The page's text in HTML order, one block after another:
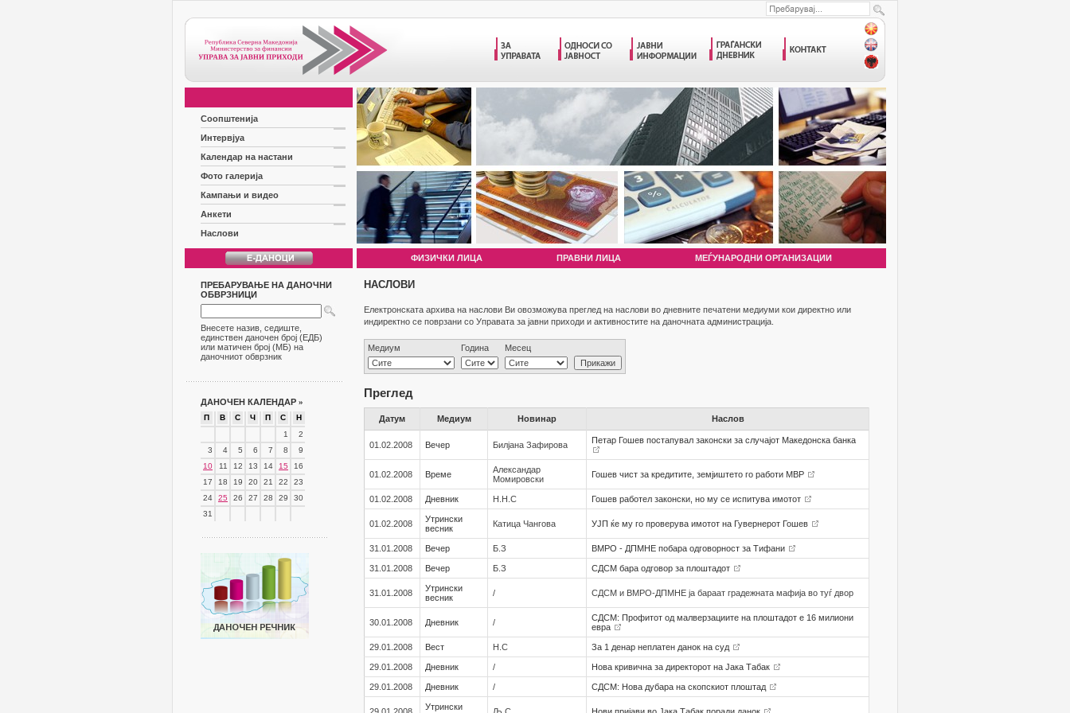
Соопштенија
Интервјуа
Календар на настани
Фото галерија
Кампањи и видео
Анкети
Наслови
ФИЗИЧКИ ЛИЦА ПРАВНИ ЛИЦА МЕЃУНАРОДНИ ОРГАНИЗАЦИИ
ПРЕБАРУВАЊЕ НА ДАНОЧНИ
ОБВРЗНИЦИ
Внесете назив, седиште,
единствен даночен број (ЕДБ)
или матичен број (МБ) на
даночниот обврзник
ДАНОЧЕН КАЛЕНДАР »
П В С Ч П С
Н
1
2
3
4 5 6 7 8
9
10
11 12 13 14 15
16
17
18 19 20 21 22
23
24
25 26 27 28 29
30
31
НАСЛОВИ
Електронската архива на наслови Ви овозможува преглед на наслови во дневните печатени медиуми кои директно или
индиректно се поврзани со Управата за јавни приходи и активностите на даночната администрација.
Медиум Година Месец
Преглед
Датум Медиум Новинар Наслов
01.02.2008 Вечер Билјана Зафирова Петар Гошев постапувал законски за случајот Македонска банка
01.02.2008 Време
Александар
Момировски
Гошев чист за кредитите, земјиштето го работи МВР
01.02.2008 Дневник Н.Н.С Гошев работел законски, но му се испитува имотот
01.02.2008
Утрински
весник
Катица Чангова УЈП ќе му го проверува имотот на Гувернерот Гошев
31.01.2008 Вечер Б.З ВМРО - ДПМНЕ побара одговорност за Тифани
31.01.2008 Вечер Б.З СДСМ бара одговор за плоштадот
31.01.2008
Утрински
весник
/ СДСМ и ВМРО-ДПМНЕ ја бараат градежната мафија во туѓ двор
30.01.2008 Дневник /
СДСМ: Профитот од малверзациите на плоштадот е 16 милиони
евра
29.01.2008 Вест Н.С За 1 денар неплатен данок на суд
29.01.2008 Дневник / Нова кривична за директорот на Јака Табак
29.01.2008 Дневник / СДСМ: Нова дубара на скопскиот плоштад
Утрински